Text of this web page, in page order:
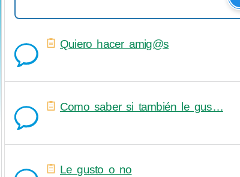
Quiero hacer amig@s
Como saber si también le gus…
Le gusto o no